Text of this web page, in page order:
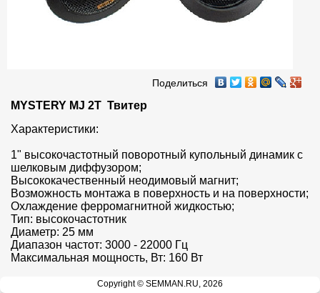
Поделиться
MYSTERY MJ 2T  Твитер
Характеристики:
1" высокочастотный поворотный купольный динамик с
шелковым диффузором;
Высококачественный неодимовый магнит;
Возможность монтажа в поверхность и на поверхности;
Охлаждение ферромагнитной жидкостью;
Тип: высокочастотник
Диаметр: 25 мм
Диапазон частот: 3000 - 22000 Гц
Максимальная мощность, Вт: 160 Вт
Copyright © SEMMAN.RU, 2026